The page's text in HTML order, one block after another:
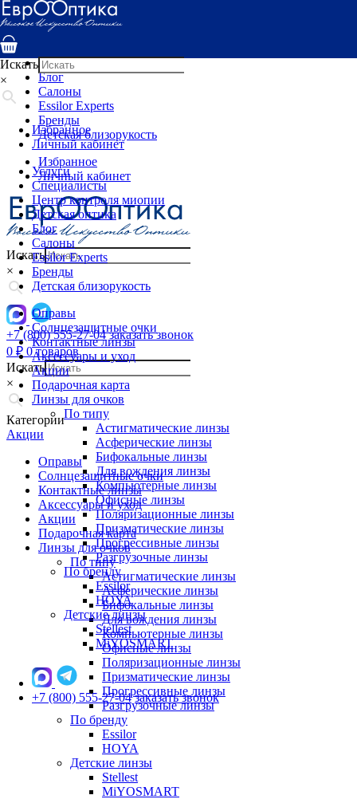
Услуги
Специалисты
Детская оптика
Блог
Салоны
Essilor Experts
Бренды
Детская близорукость
Избранное
Личный кабинет
Искать
×
+7 (800) 555-27-04 заказать звонок
0 ₽ 0 товаров
Искать
×
Категории
Акции
Оправы
Солнцезащитные очки
Контактные линзы
Аксессуары и уход
Акции
Подарочная карта
Линзы для очков
По типу
Астигматические линзы
Асферические линзы
Бифокальные линзы
Для вождения линзы
Компьютерные линзы
Офисные линзы
Поляризационные линзы
Призматические линзы
Прогрессивные линзы
Разгрузочные линзы
По бренду
Essilor
HOYA
Детские линзы
Stellest
MiYOSMART
Искать
×
Избранное
Личный кабинет
Услуги
Специалисты
Центр контроля миопии
Детская оптика
Блог
Салоны
Essilor Experts
Бренды
Детская близорукость
Оправы
Солнцезащитные очки
Контактные линзы
Аксессуары и уход
Акции
Подарочная карта
Линзы для очков
По типу
Астигматические линзы
Асферические линзы
Бифокальные линзы
Для вождения линзы
Компьютерные линзы
Офисные линзы
Поляризационные линзы
Призматические линзы
Прогрессивные линзы
Разгрузочные линзы
По бренду
Essilor
HOYA
Детские линзы
Stellest
MiYOSMART
+7 (800) 555-27-04 заказать звонок